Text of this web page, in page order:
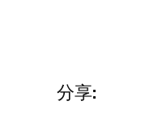
分享: